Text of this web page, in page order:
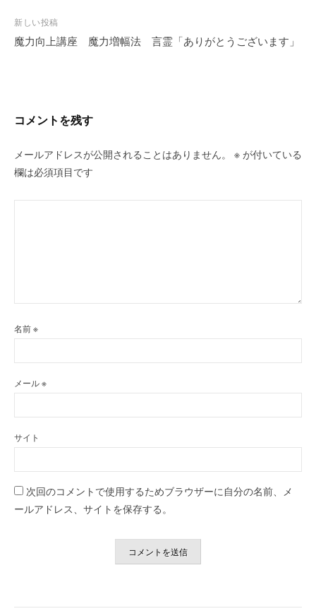
ビ
ゲ
ン
新しい投稿
魔力向上講座 魔力増幅法 言霊「ありがとうございます」
コメントを残す
メールアドレスが公開されることはありません。 ※ が付いている
欄は必須項目です
名前※
メール※
サイト
次回のコメントで使用するためブラウザーに自分の名前、メ
ールアドレス、サイトを保存する。